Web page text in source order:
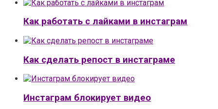
Как работать с лайками в инстаграм
Как сделать репост в инстаграме
Инстаграм блокирует видео